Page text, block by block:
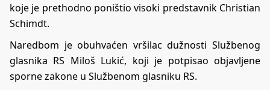
koje je prethodno poništio visoki predstavnik Christian
Schimdt.
Naredbom je obuhvaćen vršilac dužnosti Službenog
glasnika RS Miloš Lukić, koji je potpisao objavljene
sporne zakone u Službenom glasniku RS.